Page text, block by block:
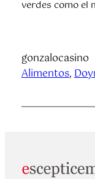
verdes como el
gonzalocasino
Alimentos,